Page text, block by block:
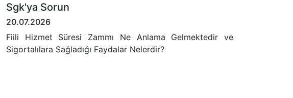
Sgk'ya Sorun
20.07.2026
Fiili Hizmet Süresi Zammı Ne Anlama Gelmektedir ve
Sigortalılara Sağladığı Faydalar Nelerdir?